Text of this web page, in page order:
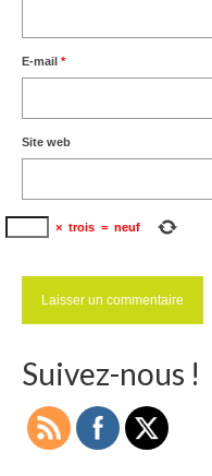
Ramassages
Mobilité
ASTRONOMIE
E-mail *
Site web
× trois = neuf
Suivez-nous !